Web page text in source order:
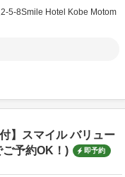
5-8Smile Hotel Kobe Motom
】スマイル バリュー
ご予約OK！)
即予約